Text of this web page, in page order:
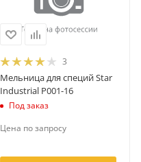
3
Мельница для специй Star
Industrial P001-16
Под заказ
Цена по запросу